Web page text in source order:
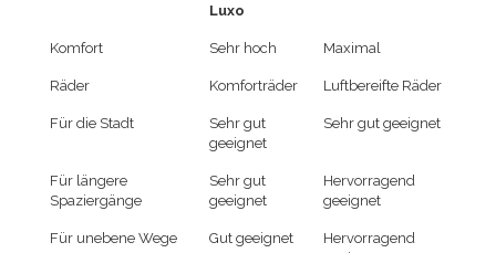
Luxo
Komfort Sehr hoch Maximal
Räder Komforträder Luftbereifte Räder
Für die Stadt
Sehr gut
geeignet
Sehr gut geeignet
Für längere
Spaziergänge
Sehr gut
geeignet
Hervorragend
geeignet
Für unebene Wege Gut geeignet
Hervorragend